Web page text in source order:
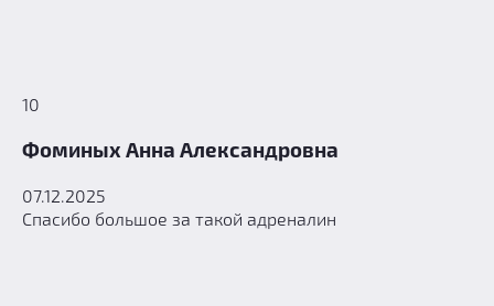
10
Фоминых Анна Александровна
07.12.2025
Спасибо большое за такой адреналин